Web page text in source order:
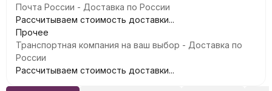
Почта России - Доставка по России
Рассчитываем стоимость доставки...
Прочее
Транспортная компания на ваш выбор - Доставка по
России
Рассчитываем стоимость доставки...